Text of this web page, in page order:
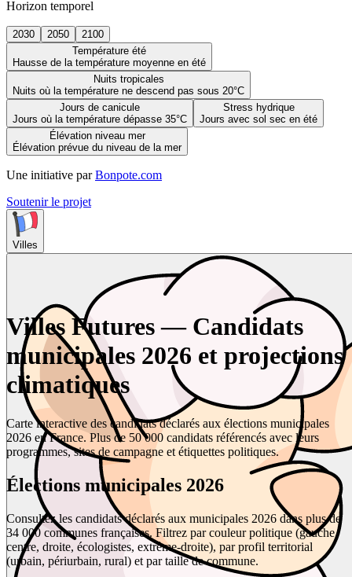
Horizon temporel
2030 2050
2100
Température été
Hausse de la température moyenne en été
Nuits tropicales
Nuits où la température ne descend pas sous 20°C
Jours de canicule
Jours où la température dépasse 35°C
Stress hydrique
Jours avec sol sec en été
Élévation niveau mer
Élévation prévue du niveau de la mer
Une initiative par Bonpote.com
Soutenir le projet
Villes
Villes Futures — Candidats
municipales 2026 et projections
climatiques
Carte interactive des candidats déclarés aux élections municipales
2026 en France. Plus de 50 000 candidats référencés avec leurs
programmes, sites de campagne et étiquettes politiques.
Élections municipales 2026
Consultez les candidats déclarés aux municipales 2026 dans plus de
34 000 communes françaises. Filtrez par couleur politique (gauche,
centre, droite, écologistes, extrême-droite), par profil territorial
(urbain, périurbain, rural) et par taille de commune.